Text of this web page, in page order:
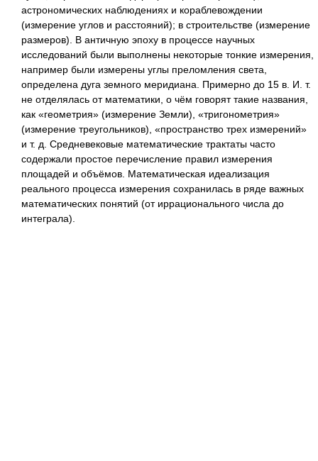
астрономических наблюдениях и кораблевождении
(измерение углов и расстояний); в строительстве (измерение
размеров). В античную эпоху в процессе научных
исследований были выполнены некоторые тонкие измерения,
например были измерены углы преломления света,
определена дуга земного меридиана. Примерно до 15 в. И. т.
не отделялась от математики, о чём говорят такие названия,
как «геометрия» (измерение Земли), «тригонометрия»
(измерение треугольников), «пространство трех измерений»
и т. д. Средневековые математические трактаты часто
содержали простое перечисление правил измерения
площадей и объёмов. Математическая идеализация
реального процесса измерения сохранилась в ряде важных
математических понятий (от иррационального числа до
интеграла).